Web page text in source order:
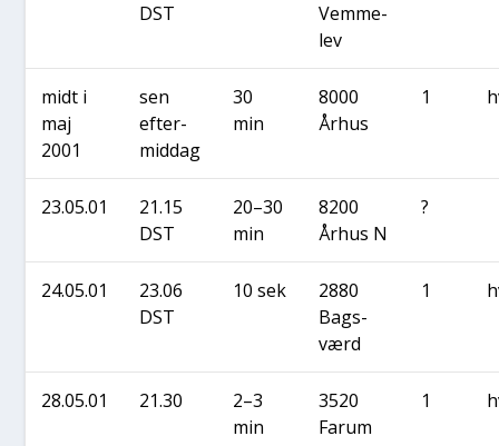
DST
Vem­me­
lev
midt i
maj
2001
sen
efter­
mid­dag
30
min
8000
Århus
1
23.05.01
21.15
DST
20–30
min
8200
Århus N
?
24.05.01
23.06
DST
10 sek
2880
Bags­
værd
1
28.05.01 21.30
2–3
min
3520
Farum
1